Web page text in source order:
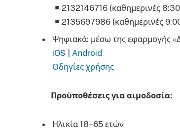
2132146716 (καθημερινές
2135697986 (καθημερινές
Ψηφιακά: μέσω της εφαρμογής
iOS
Android
Οδηγίες χρήσης
Προϋποθέσεις για αιμοδοσία:
Ηλικία 18–65 ετών